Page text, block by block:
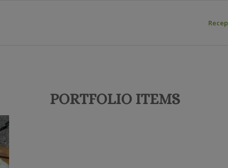
PORTFOLIO ITEMS